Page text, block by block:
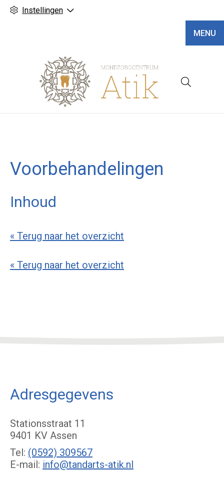
Instellingen
MENU
Voorbehandelingen
Inhoud
« Terug naar het overzicht
« Terug naar het overzicht
Adresgegevens
Stationsstraat 11
9401 KV Assen
Tel: (0592) 309567
E-mail: info@tandarts-atik.nl